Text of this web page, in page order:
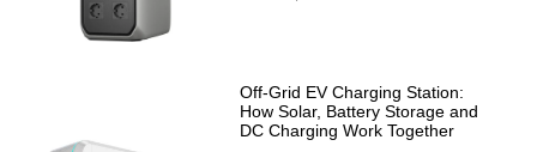
Off-Grid EV Charging Station:
How Solar, Battery Storage and
DC Charging Work Together